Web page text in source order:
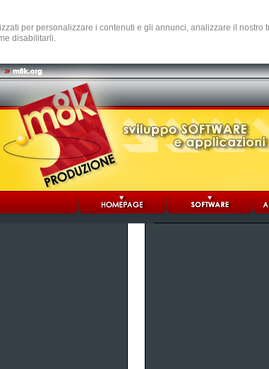
per personalizzare i contenuti e gli annunci, analizzare il nostro
disabilitarli.